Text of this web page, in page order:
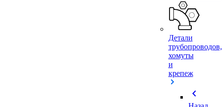
Детали
трубопроводов,
хомуты
и
крепеж
chevron_left